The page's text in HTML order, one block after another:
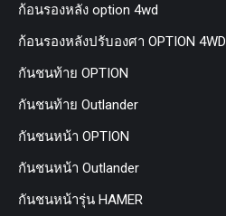
ก้อนรองหลัง option 4wd
ก้อนรองหลังปรับองศา OPTION 4WD
กันชนท้าย OPTION
กันชนท้าย Outlander
กันชนหน้า OPTION
กันชนหน้า Outlander
กันชนหน้ารุ่น HAMER